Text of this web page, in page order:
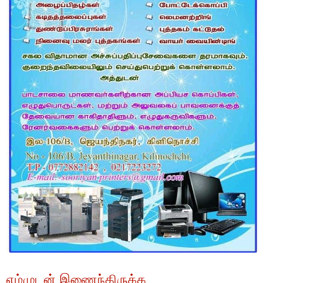
எம்முடன் இணைந்திருக்க